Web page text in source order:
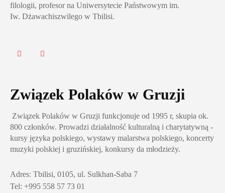
filologii, profesor na Uniwersytecie Państwowym im.
Iw. Dżawachiszwilego w Tbilisi.
Związek Polaków w Gruzji
Związek Polaków w Gruzji funkcjonuje od 1995 r, skupia ok.
800 członków. Prowadzi działalność kulturalną i charytatywną -
kursy języka polskiego, wystawy malarstwa polskiego, koncerty
muzyki polskiej i gruzińskiej, konkursy da młodzieży.
Adres: Tbilisi, 0105, ul. Sulkhan-Saba 7
Tel: +995 558 57 73 01